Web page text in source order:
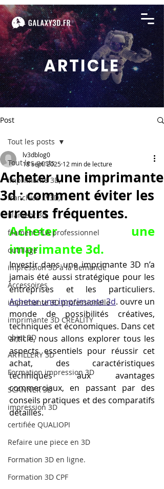
ARTICLE
Post
Tout les posts
imprimante 3D,
franchise LV3D,
filament 3d,
filament PLA professionnel
outillage
impression 3D à la demande
Accessoires
imprimante 3D professionelle
imprimante 3D CREALITY
objet 3D
ARTILLERY 3D
Formation impression 3D
SCANNER 3D
impression 3D
certifiée QUALIOPI
Refaire une piece en 3D
Formation 3D en ligne.
Formation 3D CPF
Tout les posts
Acheter une imprimante
3d : comment éviter les
erreurs fréquentes.
lv3dblog0
18 sept. 2025 12 min de lecture
Acheter une
imprimante 3d.
Investir dans une imprimante 3D n’a
jamais été aussi stratégique pour les
Acheter une imprimante 3d. ouvre un
monde de possibilités créatives,
techniques et économiques. Dans cet
article, nous allons explorer tous les
aspects essentiels pour réussir cet
achat, des caractéristiques
techniques aux avantages
commerciaux, en passant par des
conseils pratiques et des comparatifs
détaillés.